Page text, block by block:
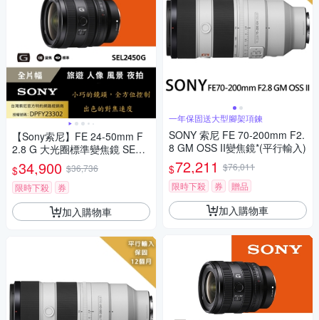
【Sony索尼】FE 24-50mm F
2.8 G 大光圈標準變焦鏡 SEL2
450G (公司貨 保固24個月)
$34,900 $36,736
限時下殺
券
加入購物車
一年保固送大型腳架項鍊
SONY 索尼 FE 70-200mm F2.
8 GM OSS II變焦鏡*(平行輸入)
$72,211 $76,011
限時下殺
券 贈品
加入購物車